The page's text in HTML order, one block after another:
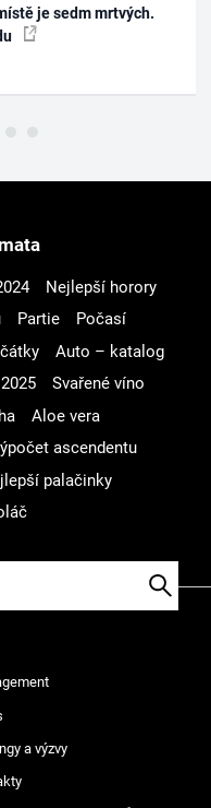
je sedm mrtvých.
Nejlepší horory
Partie
Počasí
Auto – katalog
Svařené víno
Aloe vera
ascendentu
palačinky
a výzvy